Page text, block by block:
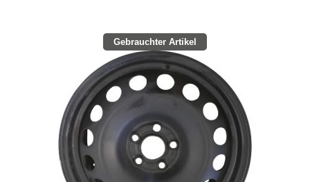
Gebrauchter Artikel